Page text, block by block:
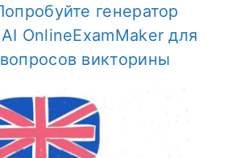
генератор
OnlineExamMaker для
викторины